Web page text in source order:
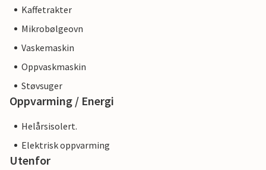
Kaffetrakter
Mikrobølgeovn
Vaskemaskin
Oppvaskmaskin
Støvsuger
Oppvarming / Energi
Helårsisolert.
Elektrisk oppvarming
Utenfor